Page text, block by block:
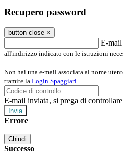
Recupero password
button close ×
E-mail
all'indirizzo indicato con le istruzioni
Non hai una e-mail associata al nome
tramite la Login Spaggiari
E-mail inviata, si prega di
Errore
Chiudi
Successo